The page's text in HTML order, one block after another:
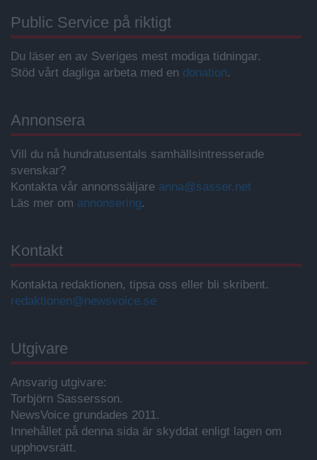
Public Service på riktigt
Du läser en av Sveriges mest modiga tidningar.
Stöd vårt dagliga arbeta med en donation.
Annonsera
Vill du nå hundratusentals samhällsintresserade
svenskar?
Kontakta vår annonssäljare anna@sasser.net
Läs mer om annonsering.
Kontakt
Kontakta redaktionen, tipsa oss eller bli skribent.
redaktionen@newsvoice.se
Utgivare
Ansvarig utgivare:
Torbjörn Sassersson.
NewsVoice grundades 2011.
Innehållet på denna sida är skyddat enligt lagen om
upphovsrätt.